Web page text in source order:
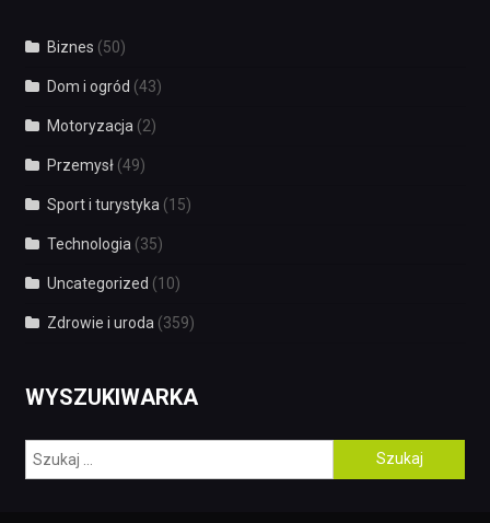
Biznes (50)
Dom i ogród (43)
Motoryzacja (2)
Przemysł(49)
Sport i turystyka (15)
Technologia (35)
Uncategorized (10)
Zdrowie i uroda (359)
WYSZUKIWARKA
Szukaj: